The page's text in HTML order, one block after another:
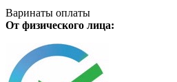
Варинаты оплаты
От физического лица: